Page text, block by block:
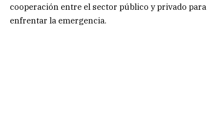
cooperación entre el sector público y privado para
enfrentar la emergencia.